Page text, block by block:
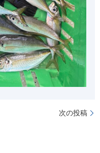
次の投稿